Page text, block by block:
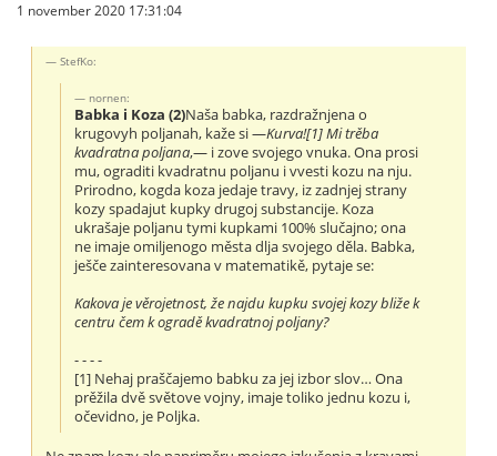
1 november 2020 17:31:04
StefKo:
nornen:
Babka i Koza (2)Naša babka, razdražnjena o
krugovyh poljanah, kaže si —Kurva![1] Mi trěba
kvadratna poljana,— i zove svojego vnuka. Ona prosi
mu, ograditi kvadratnu poljanu i vvesti kozu na nju.
Prirodno, kogda koza jedaje travy, iz zadnjej strany
kozy spadajut kupky drugoj substancije. Koza
ukrašaje poljanu tymi kupkami 100% slučajno; ona
ne imaje omiljenogo města dlja svojego děla. Babka,
ješče zainteresovana v matematikě, pytaje se:
Kakova je věrojetnost, že najdu kupku svojej kozy bliže k
centru čem k ogradě kvadratnoj poljany?
- - - -
[1] Nehaj praščajemo babku za jej izbor slov… Ona
prěžila dvě světove vojny, imaje toliko jednu kozu i,
očevidno, je Poljka.